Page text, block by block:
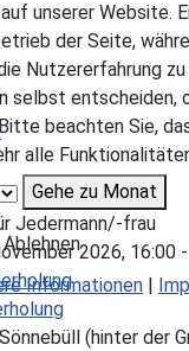
Gehe zu Monat
Jedermann/-frau
2026, 16:00
(hinter der
unserer Website.
der Seite,
Nutzererfahrung
selbst entscheiden,
beachten Sie,
alle
Ablehnen
Informationen |